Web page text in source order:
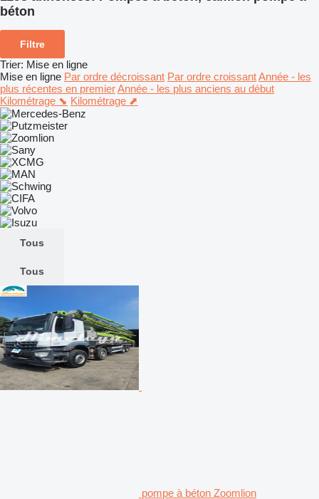
béton
Filtre
Trier: Mise en ligne
Mise en ligne Par ordre décroissant Par ordre croissantAnnée - les
plus récentes en premierAnnée - les plus anciens au début
Kilométrage ⬊ Kilométrage ⬈
Tous
Tous
pompe à béton Zoomlion